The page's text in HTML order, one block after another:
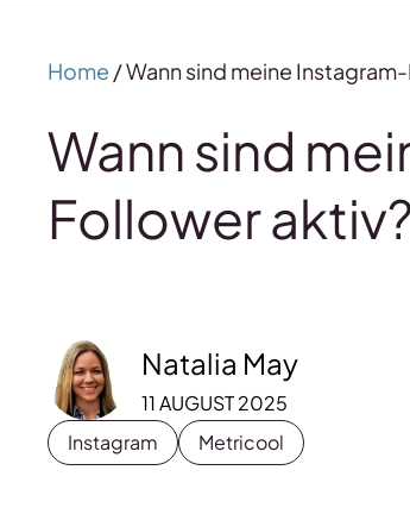
Home /Wann sind meine
Wann sind
Follower aktiv?
Natalia May
11 AUGUST 2025
Instagram
Metricool